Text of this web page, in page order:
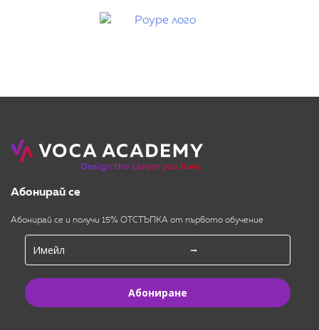
Абонирай се
Абонирай се и получи 15% ОТСТЪПКА от първото обучение
Абониране